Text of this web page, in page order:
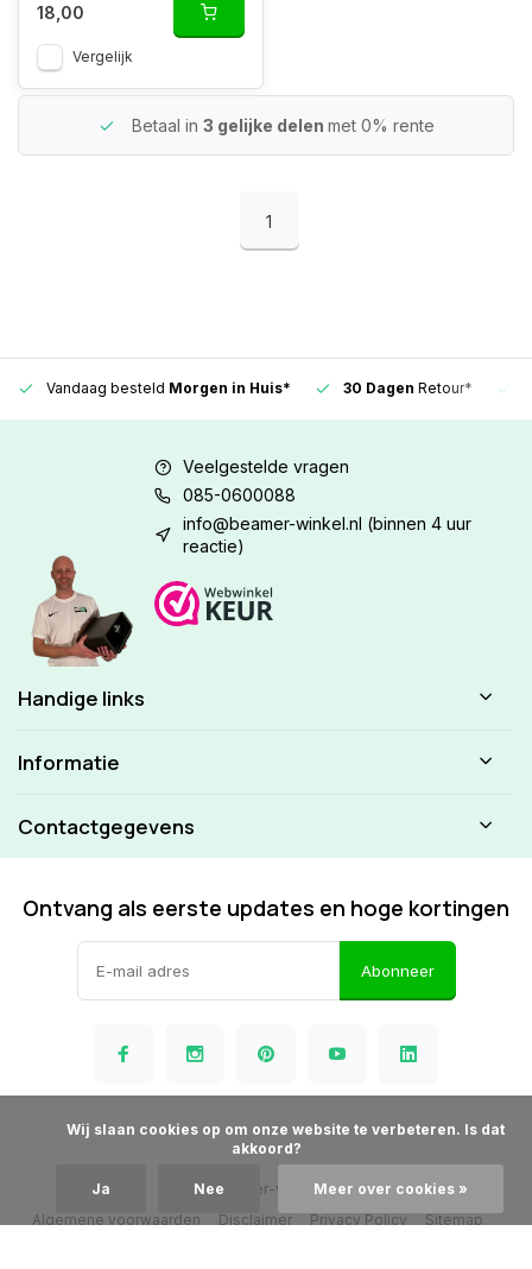
18,00
Vergelijk
Betaal in 3 gelijke delen met 0% rente
1
Vandaag besteld Morgen in Huis* 30 Dagen Retour*
Veelgestelde vragen
085-0600088
info@beamer-winkel.nl (binnen 4 uur
reactie)
Handige links
Informatie
Contactgegevens
Ontvang als eerste updates en hoge kortingen
Abonneer
Algemene voorwaarden Disclaimer Privacy Policy Sitemap
© Beamer-winkel.nl
akkoord?
Ja Nee Meer over cookies »